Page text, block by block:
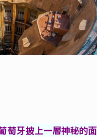
萄牙披上一層神秘的面